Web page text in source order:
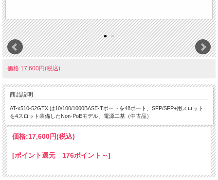
価格:17,600円(税込)
商品説明
AT-x510-52GTX は10/100/1000BASE-Tポートを48ポート、SFP/SFP+用スロット
を4スロット装備したNon-PoEモデル、電源二基（中古品）
価格:17,600円(税込)
[ポイント還元 176ポイント～]